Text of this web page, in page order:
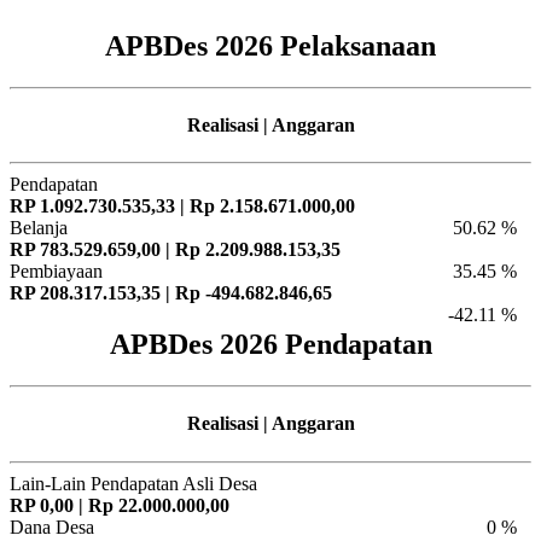
APBDes 2026 Pelaksanaan
Realisasi | Anggaran
Pendapatan
RP 1.092.730.535,33 | Rp 2.158.671.000,00
50.62 %
Belanja
RP 783.529.659,00 | Rp 2.209.988.153,35
35.45 %
Pembiayaan
RP 208.317.153,35 | Rp -494.682.846,65
-42.11 %
APBDes 2026 Pendapatan
Realisasi | Anggaran
Lain-Lain Pendapatan Asli Desa
RP 0,00 | Rp 22.000.000,00
0 %
Dana Desa